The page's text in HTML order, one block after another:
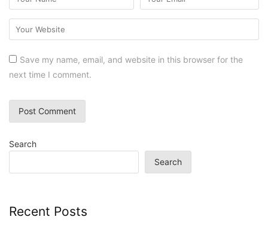
Save my name, email, and website in this browser for the
next time I comment.
Search
Search
Recent Posts